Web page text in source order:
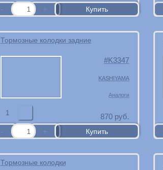
Тормозные колодки задние
K3347
KASHIYAMA
Аналоги
1 870 руб.
Тормозные колодки